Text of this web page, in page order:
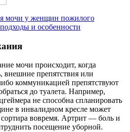
мочи у женщин пожилого
и особенности
мочи происходит, когда
внешние препятствия или
коммуникацией препятствуют
до туалета. Например,
не способна спланировать
в инвалидном кресле может
сортира вовремя. Артрит — боль и
посещение уборной.